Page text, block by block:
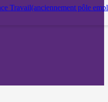
Travail(anciennement pôle